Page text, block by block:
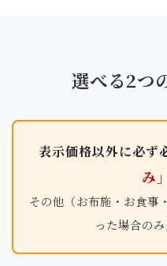
選べる2つ
表示価格以外に必ず
み
その他（お布施・お食事
った場合のみ